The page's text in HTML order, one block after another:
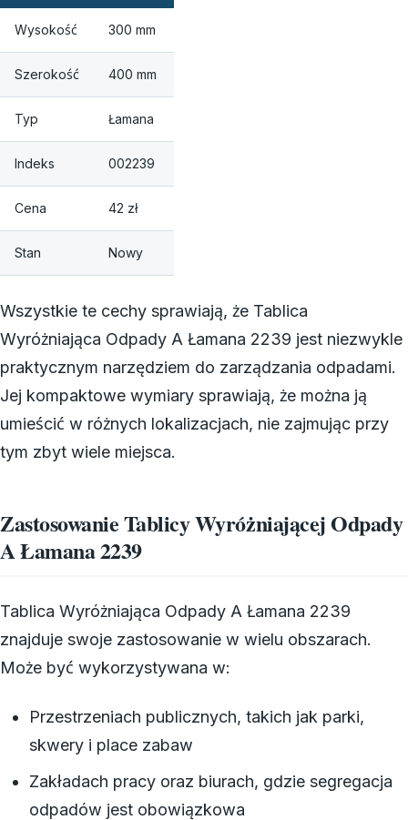
Wysokość 300 mm
Szerokość 400 mm
Typ Łamana
Indeks 002239
Cena 42 zł
Stan Nowy
Wszystkie te cechy sprawiają, że Tablica
Wyróżniająca Odpady A Łamana 2239 jest niezwykle
praktycznym narzędziem do zarządzania odpadami.
Jej kompaktowe wymiary sprawiają, że można ją
umieścić w różnych lokalizacjach, nie zajmując przy
tym zbyt wiele miejsca.
Zastosowanie Tablicy Wyróżniającej Odpady
A Łamana 2239
Tablica Wyróżniająca Odpady A Łamana 2239
znajduje swoje zastosowanie w wielu obszarach.
Może być wykorzystywana w:
Przestrzeniach publicznych, takich jak parki,
skwery i place zabaw
Zakładach pracy oraz biurach, gdzie segregacja
odpadów jest obowiązkowa